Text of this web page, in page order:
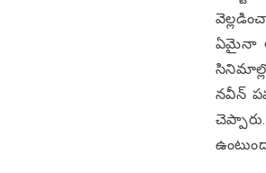
ఏమైనా
సినిమాల్లో
నవీన్